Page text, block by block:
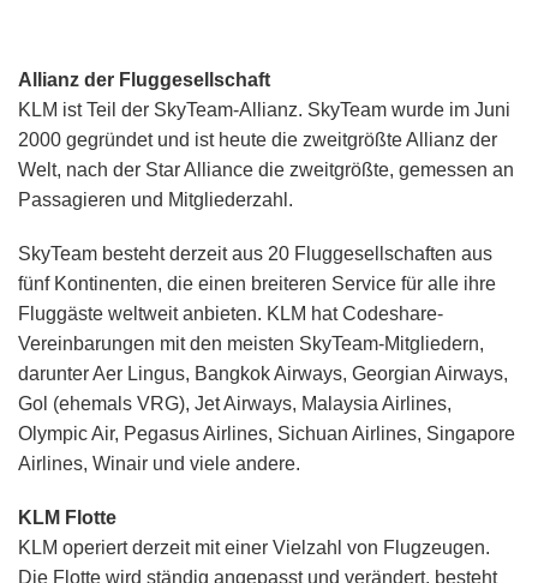
Allianz der Fluggesellschaft
KLM ist Teil der SkyTeam-Allianz. SkyTeam wurde im Juni
2000 gegründet und ist heute die zweitgrößte Allianz der
Welt, nach der Star Alliance die zweitgrößte, gemessen an
Passagieren und Mitgliederzahl.
SkyTeam besteht derzeit aus 20 Fluggesellschaften aus
fünf Kontinenten, die einen breiteren Service für alle ihre
Fluggäste weltweit anbieten. KLM hat Codeshare-
Vereinbarungen mit den meisten SkyTeam-Mitgliedern,
darunter Aer Lingus, Bangkok Airways, Georgian Airways,
Gol (ehemals VRG), Jet Airways, Malaysia Airlines,
Olympic Air, Pegasus Airlines, Sichuan Airlines, Singapore
Airlines, Winair und viele andere.
KLM Flotte
KLM operiert derzeit mit einer Vielzahl von Flugzeugen.
Die Flotte wird ständig angepasst und verändert, besteht